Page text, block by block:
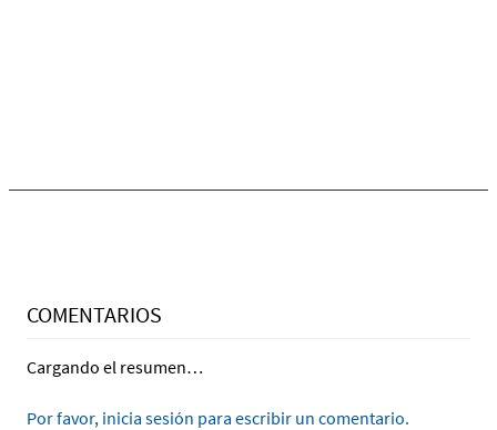
COMENTARIOS
Cargando el resumen…
Por favor, inicia sesión para escribir un comentario.